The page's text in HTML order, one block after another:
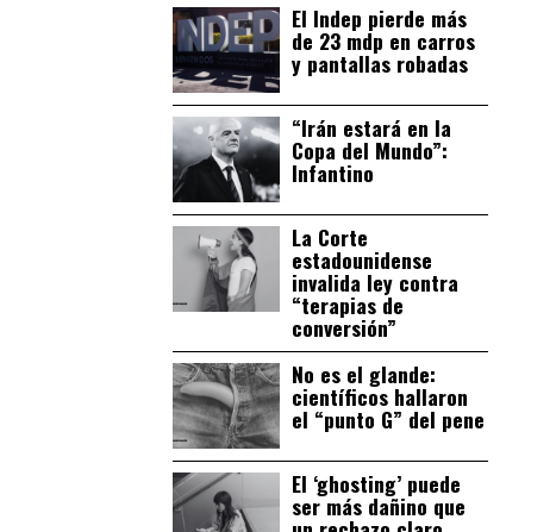
El Indep pierde más
de 23 mdp en carros
y pantallas robadas
“Irán estará en la
Copa del Mundo”:
Infantino
La Corte
estadounidense
invalida ley contra
“terapias de
conversión”
No es el glande:
científicos hallaron
el “punto G” del pene
El ‘ghosting’ puede
ser más dañino que